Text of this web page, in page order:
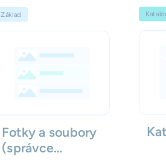
Základ
Fotky a soubory
(správce